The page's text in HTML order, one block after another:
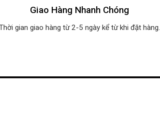
Giao Hàng Nhanh Chóng
gian giao hàng từ 2-5 ngày kể từ khi đặt hàng.